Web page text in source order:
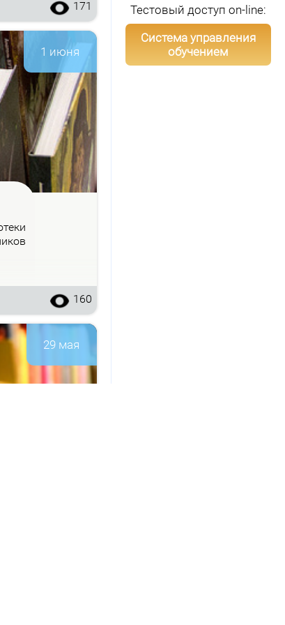
171
1 июня
160
29 мая
Тестовый доступ on-line:
Система управления
обучением